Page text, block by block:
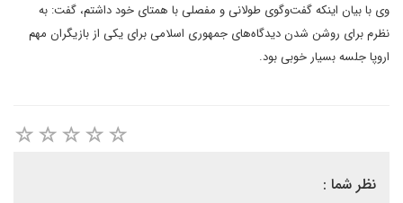
وی با بیان اینکه گفت‌وگوی طولانی و مفصلی با همتای خود داشتم، گفت: به
نظرم برای روشن شدن دیدگاه‌های جمهوری اسلامی برای یکی از بازیگران مهم
اروپا جلسه بسیار خوبی بود.
نظر شما :